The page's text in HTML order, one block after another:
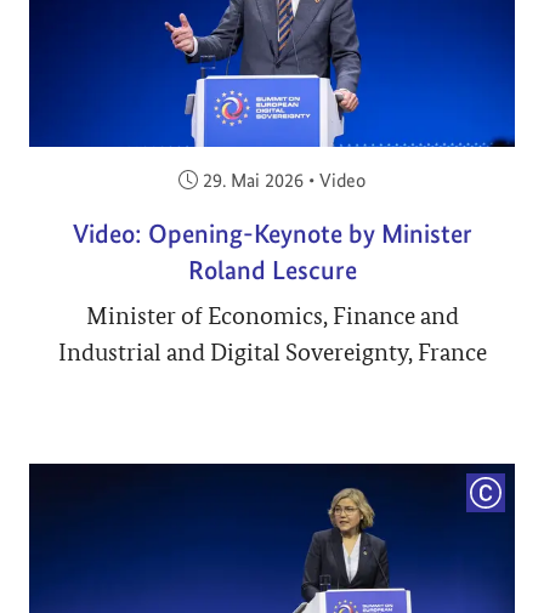
Veröffentlicht am:
29. Mai 2026 • Video
Video: Opening-Keynote by Minister
Roland Lescure
Minister of Economics, Finance and
Industrial and Digital Sovereignty, France